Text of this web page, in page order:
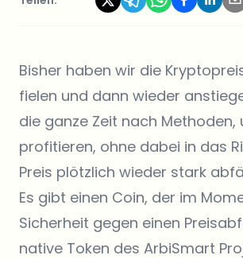
Bisher haben wir die
fielen und dann wieder
die ganze Zeit nach
profitieren, ohne dabei in das
Preis plötzlich wieder stark
Es gibt einen Coin, der im
Sicherheit gegen einen
native Token des ArbiSmart